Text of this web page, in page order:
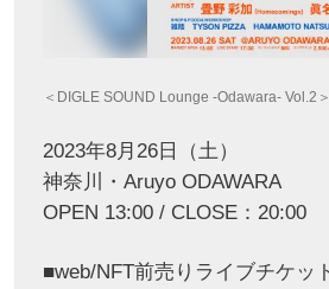
＜DIGLE SOUND Lounge -Odawara- Vol.2＞
2023年8月26日（土）
神奈川・Aruyo ODAWARA
OPEN 13:00 / CLOSE：20:00
■web/NFT前売りライブチケッ